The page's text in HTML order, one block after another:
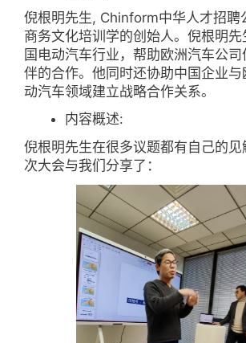
倪根明先生, Chinform中华人才招聘
商务文化培训学的创始人。倪根明
国电动汽车行业，帮助欧洲汽车公
伴的合作。他同时还协助中国企业
动汽车领域建立战略合作关系。
内容概述:
倪根明先生在很多议题都有自己的见
次大会与我们分享了：